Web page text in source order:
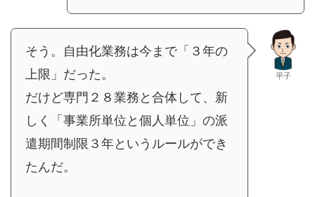
そう。自由化業務は今まで「３年の
上限」だった。
だけど専門２８業務と合体して、新
しく「事業所単位と個人単位」の派
遣期間制限３年というルールができ
たんだ。
平子